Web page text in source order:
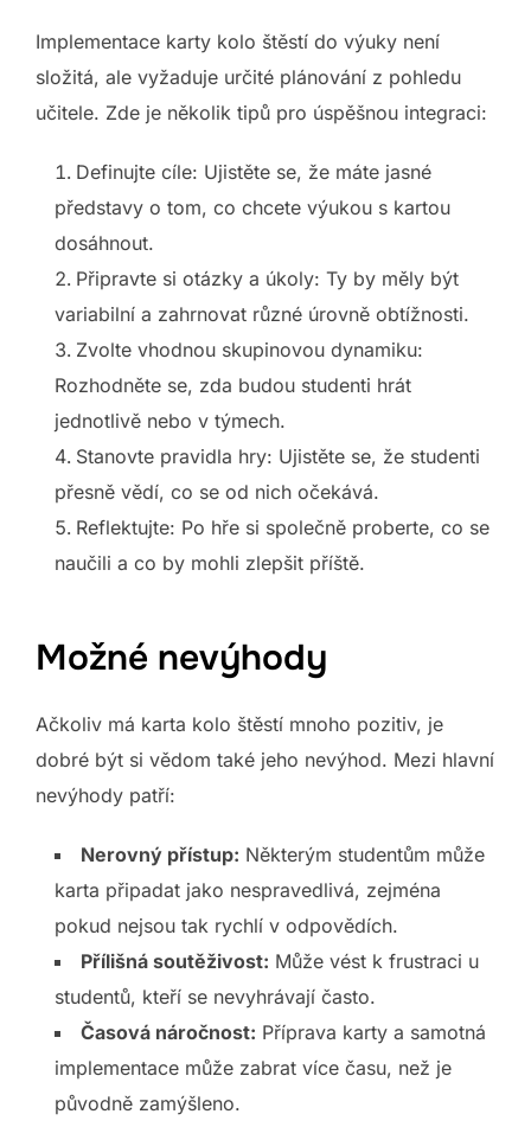
Implementace karty kolo štěstí do výuky není
složitá, ale vyžaduje určité plánování z pohledu
učitele. Zde je několik tipů pro úspěšnou integraci:
Definujte cíle: Ujistěte se, že máte jasné
představy o tom, co chcete výukou s kartou
dosáhnout.
Připravte si otázky a úkoly: Ty by měly být
variabilní a zahrnovat různé úrovně obtížnosti.
Zvolte vhodnou skupinovou dynamiku:
Rozhodněte se, zda budou studenti hrát
jednotlivě nebo v týmech.
Stanovte pravidla hry: Ujistěte se, že studenti
přesně vědí, co se od nich očekává.
Reflektujte: Po hře si společně proberte, co se
naučili a co by mohli zlepšit příště.
Možné nevýhody
Ačkoliv má karta kolo štěstí mnoho pozitiv, je
dobré být si vědom také jeho nevýhod. Mezi hlavní
nevýhody patří:
Nerovný přístup: Některým studentům může
karta připadat jako nespravedlivá, zejména
pokud nejsou tak rychlí v odpovědích.
Přílišná soutěživost: Může vést k frustraci u
studentů, kteří se nevyhrávají často.
Časová náročnost: Příprava karty a samotná
implementace může zabrat více času, než je
původně zamýšleno.